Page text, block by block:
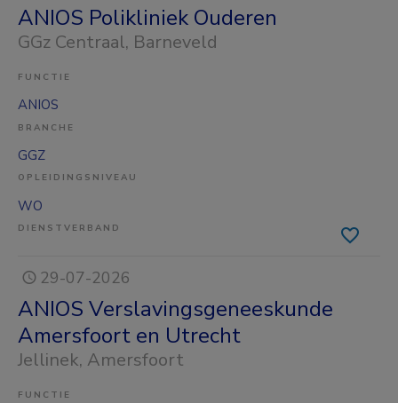
ANIOS Polikliniek Ouderen
GGz Centraal, Barneveld
FUNCTIE
ANIOS
BRANCHE
GGZ
OPLEIDINGSNIVEAU
WO
DIENSTVERBAND
29-07-2026
ANIOS Verslavingsgeneeskunde
Amersfoort en Utrecht
Jellinek, Amersfoort
FUNCTIE